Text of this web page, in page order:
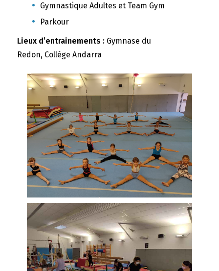
Gymnastique Adultes et Team Gym
Parkour
Lieux d’entrainements : Gymnase du
Redon, Collège Andarra